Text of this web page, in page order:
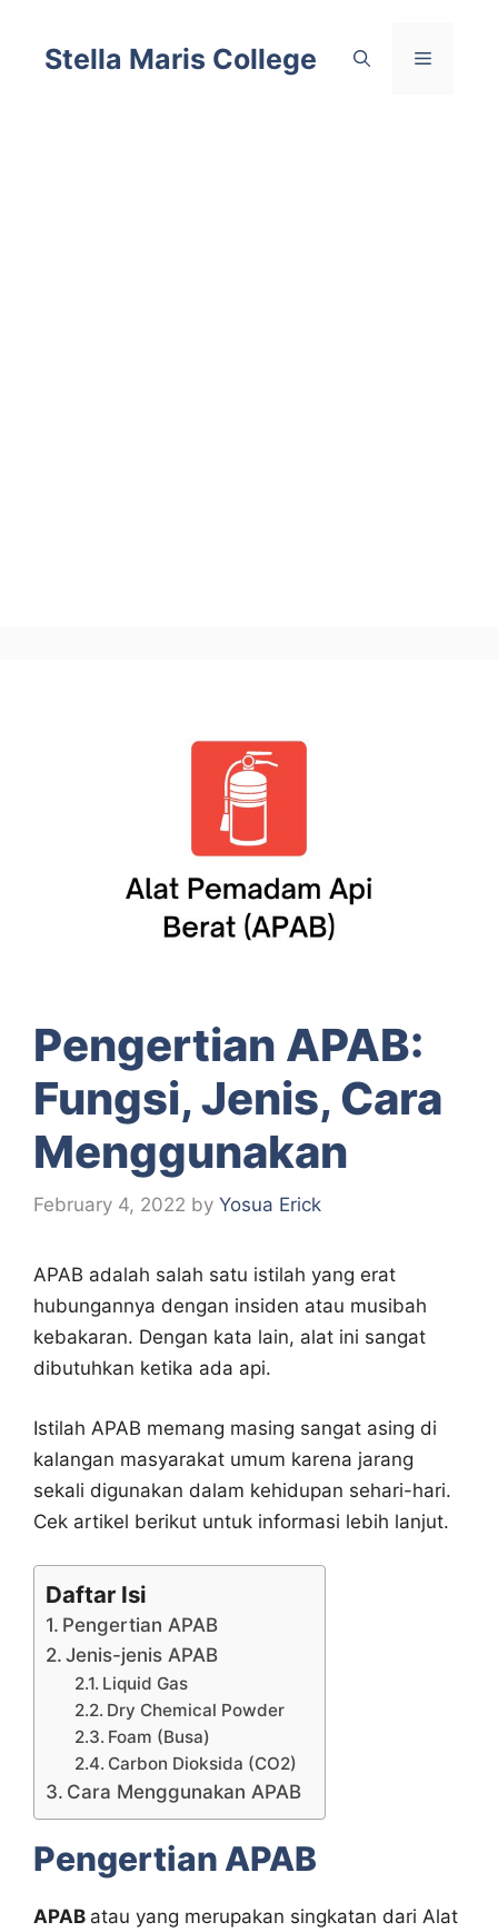
content
Stella Maris College Menu
Pengertian APAB:
Fungsi, Jenis, Cara
Menggunakan
February 4, 2022 by Yosua Erick
APAB adalah salah satu istilah yang erat
hubungannya dengan insiden atau musibah
kebakaran. Dengan kata lain, alat ini sangat
dibutuhkan ketika ada api.
Istilah APAB memang masing sangat asing di
kalangan masyarakat umum karena jarang
sekali digunakan dalam kehidupan sehari-hari.
Cek artikel berikut untuk informasi lebih lanjut.
Daftar Isi
Pengertian APAB
Jenis-jenis APAB
Liquid Gas
Dry Chemical Powder
Foam (Busa)
Carbon Dioksida (CO2)
Cara Menggunakan APAB
Pengertian APAB
APAB atau yang merupakan singkatan dari Alat